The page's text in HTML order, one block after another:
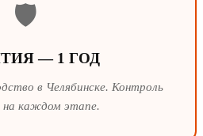
🛡️
— 1 ГОД
в Челябинске. Контроль
на каждом этапе.